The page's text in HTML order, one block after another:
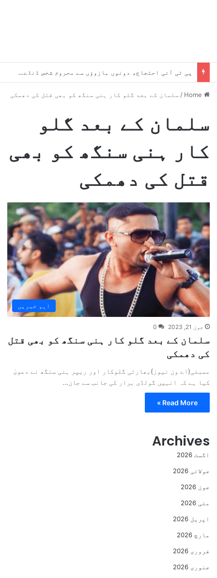
پی ٹی آئی احتجاج، دونوں بازوؤں سے محروم شخص ڈنڈے و پتھر مارنے کے الزام میں گرفتار
/ سلمان کے بعد گلو کار ہنی سنگھ کو بھی قتل کی دھمکی
سلمان کے بعد گلو
کار ہنی سنگھ کو بھی
قتل کی دھمکی
اہم خبریں
جون 21, 2023 0
سلمان کے بعد گلو کار ہنی سنگھ کو بھی قتل
کی دھمکی
ممبئی(اے ون نیوز)بھارتی گلوکار اور ریپر ہنی سنگھ نے دعویٰ
کیا ہے کہ انہیں گولڈی برار کی جانب سے جان…
Read More »
Archives
اگست 2026
جولائی 2026
جون 2026
مئی 2026
اپریل 2026
مارچ 2026
فروری 2026
جنوری 2026